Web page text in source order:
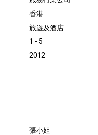
香港
旅遊及酒店
1 - 5
2012
張小姐